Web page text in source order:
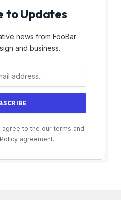
to Updates
news from FooBar
and business.
agree to the our terms and
agreement.